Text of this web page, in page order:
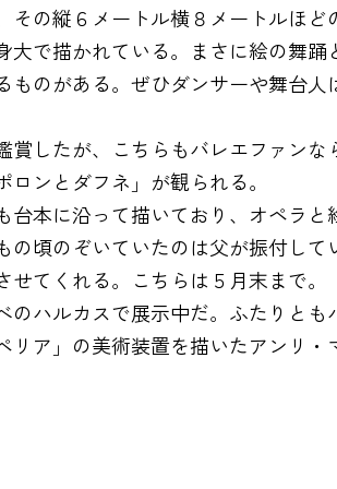
の縦６メートル横８メートルほ
で描かれている。まさに絵の舞
のがある。ぜひダンサーや舞台
したが、こちらもバレエファン
ンとダフネ」が観られる。
本に沿って描いており、オペラ
頃のぞいていたのは父が振付し
てくれる。こちらは５月末まで。
ハルカスで展示中だ。ふたりと
ア」の美術装置を描いたアンリ